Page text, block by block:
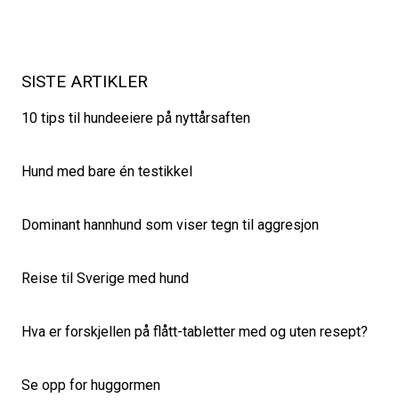
SISTE ARTIKLER
10 tips til hundeeiere på nyttårsaften
Hund med bare én testikkel
Dominant hannhund som viser tegn til aggresjon
Reise til Sverige med hund
Hva er forskjellen på flått-tabletter med og uten resept?
Se opp for huggormen